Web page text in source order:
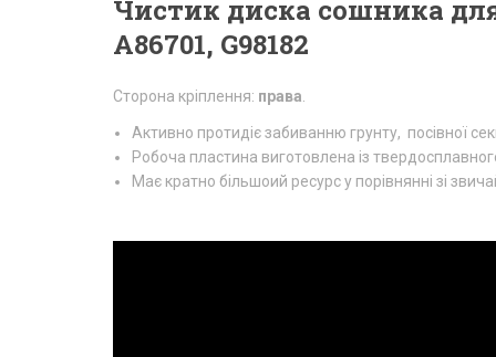
Чистик диска сошника
A86701, G98182
Сторона кріплення: права
Активно протидіє забиванню грунту, посівної
Робоча пластина виготовлена із
Має кратно більшоий ресурс у порівнянні зі